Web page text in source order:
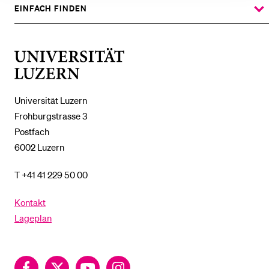
Universität Luzern
Frohburgstrasse 3
Postfach
6002 Luzern
T +41 41 229 50 00
Kontakt
Lageplan
FacebookTwitter YouTubeInstagram
UNTERMENÜ
EINFACH FINDEN
ZEIGE
DAS